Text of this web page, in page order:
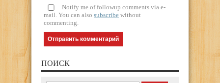
Notify me of followup comments via e-
mail. You can also subscribe without
commenting.
ПОИСК